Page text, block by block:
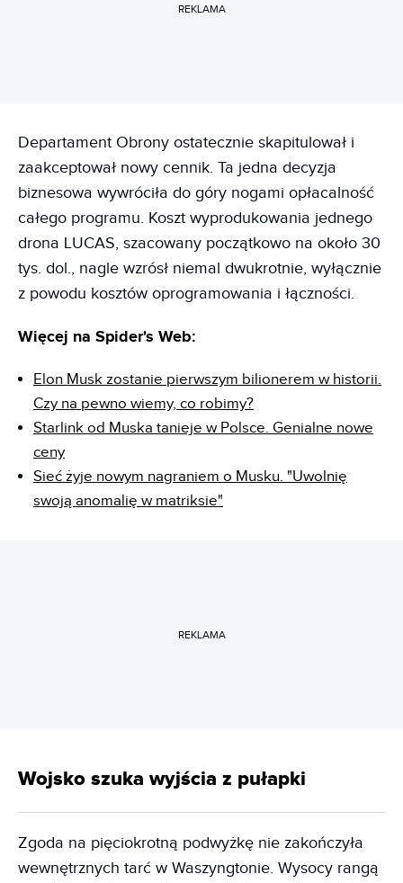
REKLAMA
Departament Obrony ostatecznie skapitulował i
zaakceptował nowy cennik. Ta jedna decyzja
biznesowa wywróciła do góry nogami opłacalność
całego programu. Koszt wyprodukowania jednego
drona LUCAS, szacowany początkowo na około 30
tys. dol., nagle wzrósł niemal dwukrotnie, wyłącznie
z powodu kosztów oprogramowania i łączności.
Więcej na Spider's Web:
Elon Musk zostanie pierwszym bilionerem w historii.
Czy na pewno wiemy, co robimy?
Starlink od Muska tanieje w Polsce. Genialne nowe
ceny
Sieć żyje nowym nagraniem o Musku. "Uwolnię
swoją anomalię w matriksie"
REKLAMA
Wojsko szuka wyjścia z pułapki
Zgoda na pięciokrotną podwyżkę nie zakończyła
wewnętrznych tarć w Waszyngtonie. Wysocy rangą